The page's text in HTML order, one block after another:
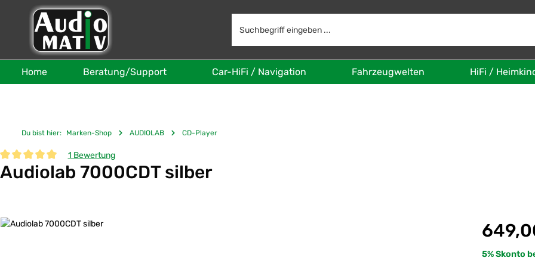
Hauptinhalt springen
Zur Suche springen
Zur Hauptnavigation springen
Home Beratung/Support Car-HiFi / Navigation Fahrzeugwelten HiFi /
Du bist hier: Marken-Shop AUDIOLAB CD-Player
Durchschnittliche Bewertung von 5 von 5 Sternen
1 Bewertung
Audiolab 7000CDT silber
Bildergalerie überspringen Regulärer